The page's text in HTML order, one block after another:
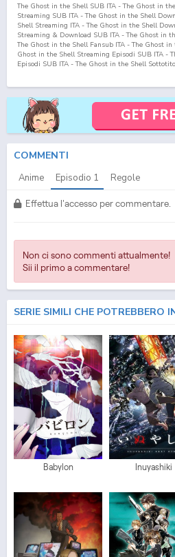
The Ghost in the Shell SUB ITA - The Ghost in
Streaming SUB ITA - The Ghost in the Shell
Shell Streaming ITA - The Ghost in the Shell
Streaming & Download SUB ITA - The Ghost in
The Ghost in the Shell Fansub ITA - The Ghost
Ghost in the Shell Streaming Episodi SUB ITA -
Episodi SUB ITA - The Ghost in the Shell
- The Ghost in the Shell Download Episodio1
Download Episodio
ITA Koukaku Kidoutai (TV)
Koukaku Kidoutai (TV) Streaming SUB ITA -
- Koukaku Kidoutai (TV) Streaming ITA - Koukaku
Streaming & Download ITA - Koukaku Kidoutai
(TV) Fansub SUB ITA - Koukaku Kidoutai (TV)
Lista Episodi Koukaku Kidoutai (TV) SUB ITA -
- Koukaku Kidoutai (TV) Episodio
Koukaku Kidoutai (TV) Streaming Episodio
1
Streaming Episodio1ITA - Koukaku Kidoutai (TV)
COMMENTI
Anime Episodio 1 Regole
Effettua l'accesso per commentare.
Non ci sono commenti attualmente!
Sii il primo a commentare!
SERIE SIMILI CHE POTREBBERO
Babylon Inuyashiki